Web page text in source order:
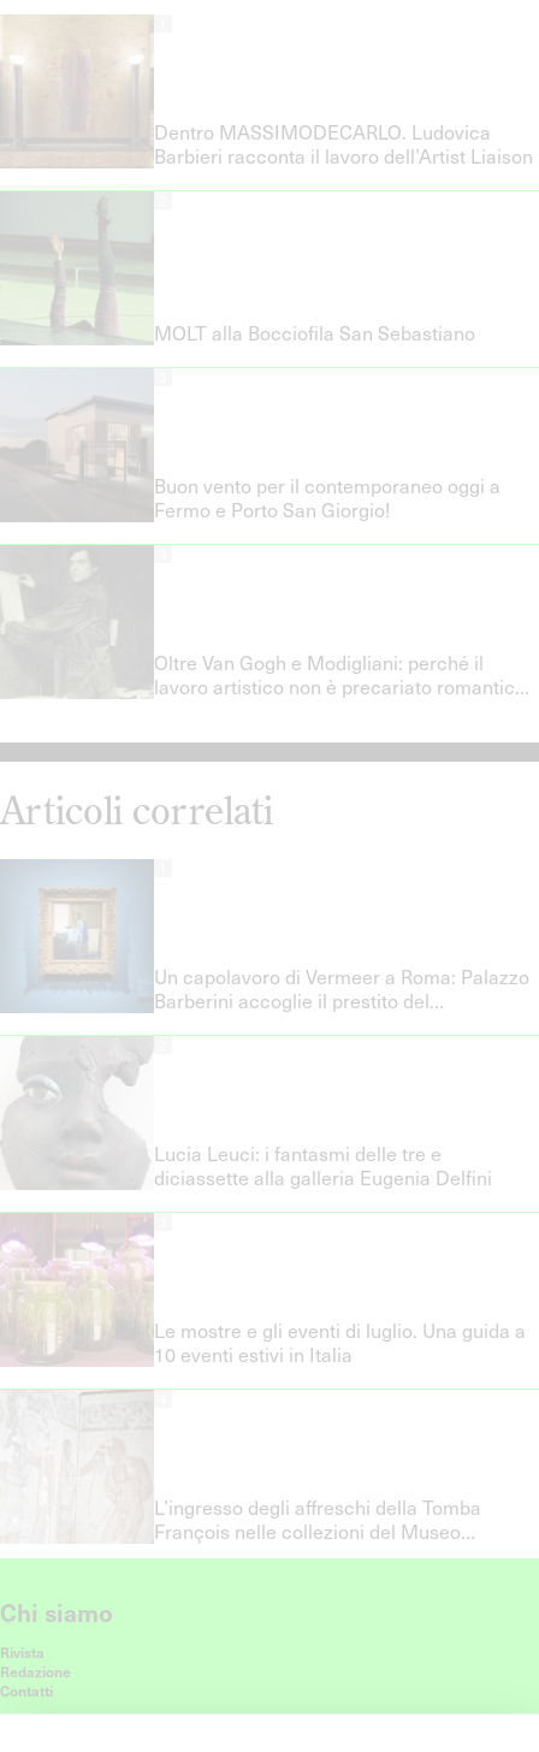
Dentro MASSIMODECARLO. Ludovica
Barbieri racconta il lavoro dell’Artist Liaison
MOLT alla Bocciofila San Sebastiano
Buon vento per il contemporaneo oggi a
Fermo e Porto San Giorgio!
Oltre Van Gogh e Modigliani: perché il
lavoro artistico non è precariato romantico
Articoli correlati
Un capolavoro di Vermeer a Roma: Palazzo
Barberini accoglie il prestito del
Lucia Leuci: i fantasmi delle tre e
diciassette alla galleria Eugenia Delfini
Le mostre e gli eventi di luglio. Una guida a
10 eventi estivi in Italia
L’ingresso degli affreschi della Tomba
François nelle collezioni del Museo
Nazionale Etrusco di Villa Giulia a Roma
Chi siamo
Rivista
Redazione
Contatti